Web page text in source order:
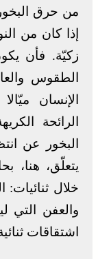
من حرق
إذا كان من
زكيّة. فأن
الطقوس
الإنسان
الرائحة
البخور عن
يتعلّق،
خلال ثنائيات:
والعفن التي
اشتقاقات